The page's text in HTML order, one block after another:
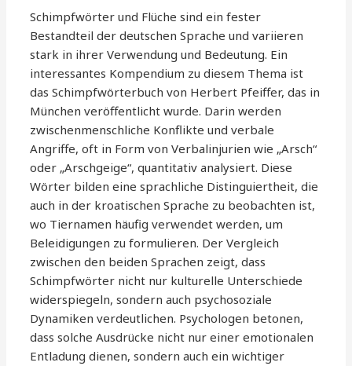
Schimpfwörter und Flüche sind ein fester
Bestandteil der deutschen Sprache und variieren
stark in ihrer Verwendung und Bedeutung. Ein
interessantes Kompendium zu diesem Thema ist
das Schimpfwörterbuch von Herbert Pfeiffer, das in
München veröffentlicht wurde. Darin werden
zwischenmenschliche Konflikte und verbale
Angriffe, oft in Form von Verbalinjurien wie „Arsch“
oder „Arschgeige“, quantitativ analysiert. Diese
Wörter bilden eine sprachliche Distinguiertheit, die
auch in der kroatischen Sprache zu beobachten ist,
wo Tiernamen häufig verwendet werden, um
Beleidigungen zu formulieren. Der Vergleich
zwischen den beiden Sprachen zeigt, dass
Schimpfwörter nicht nur kulturelle Unterschiede
widerspiegeln, sondern auch psychosoziale
Dynamiken verdeutlichen. Psychologen betonen,
dass solche Ausdrücke nicht nur einer emotionalen
Entladung dienen, sondern auch ein wichtiger